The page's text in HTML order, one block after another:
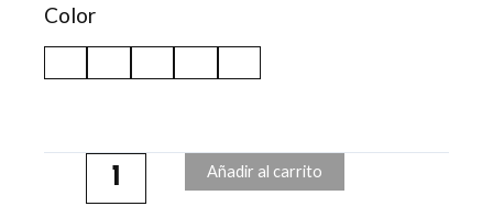
Color
Añadir al carrito